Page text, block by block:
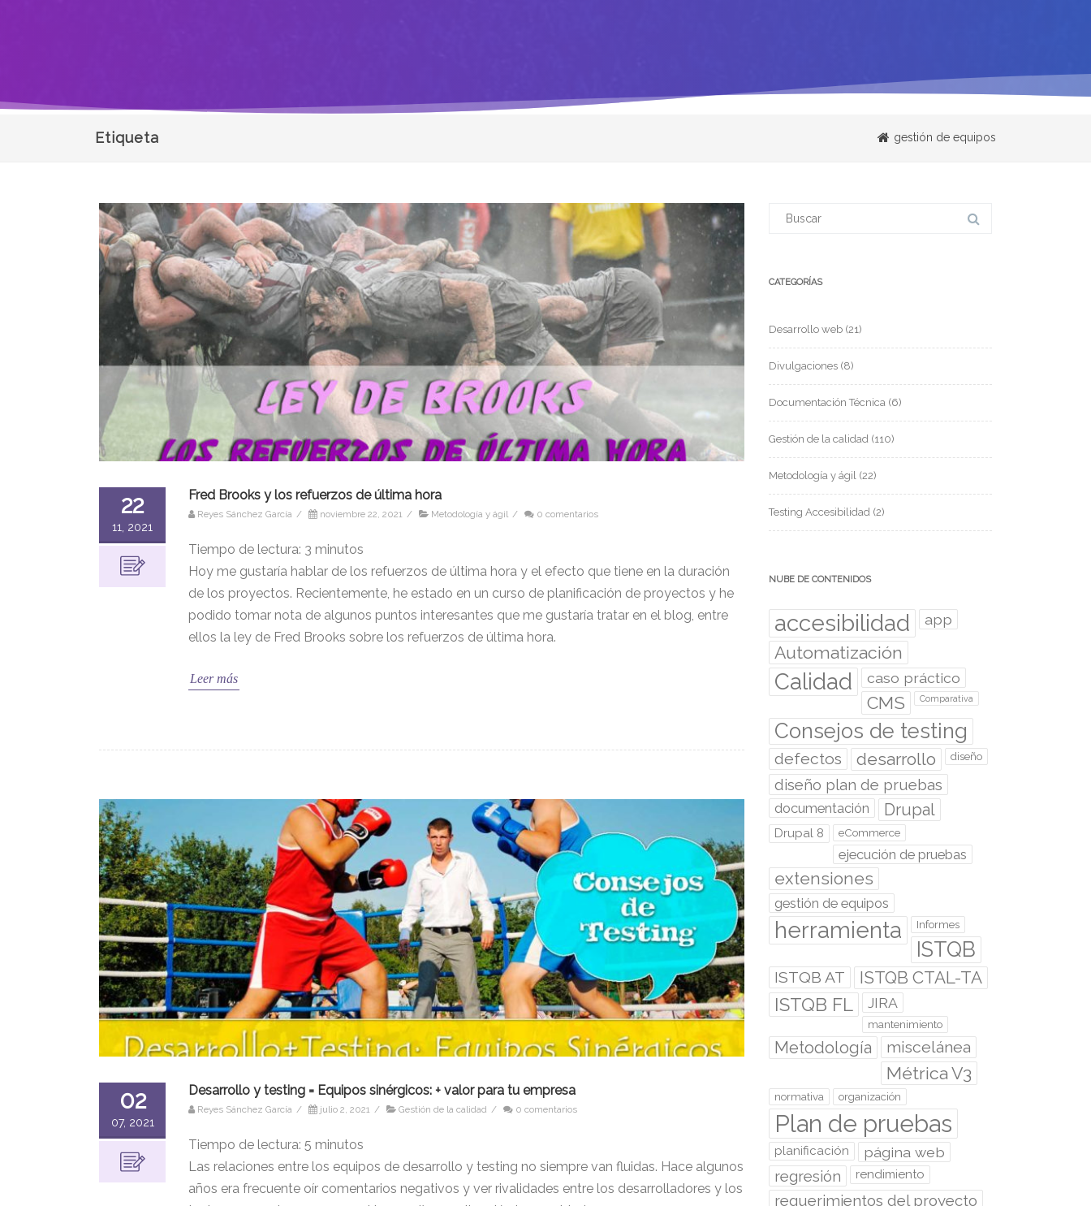
Etiqueta gestión de equipos
22
11, 2021
Fred Brooks y los refuerzos de última hora
Reyes Sánchez García / noviembre 22, 2021 / Metodología y ágil / 0 comentarios
Tiempo de lectura: 3 minutos
Hoy me gustaría hablar de los refuerzos de última hora y el efecto que tiene en la duración
de los proyectos. Recientemente, he estado en un curso de planificación de proyectos y he
podido tomar nota de algunos puntos interesantes que me gustaría tratar en el blog, entre
ellos la ley de Fred Brooks sobre los refuerzos de última hora.
Leer más
02
07, 2021
Desarrollo y testing = Equipos sinérgicos: + valor para tu empresa
Reyes Sánchez García / julio 2, 2021 / Gestión de la calidad / 0 comentarios
Tiempo de lectura: 5 minutos
Las relaciones entre los equipos de desarrollo y testing no siempre van fluidas. Hace algunos
años era frecuente oír comentarios negativos y ver rivalidades entre los desarrolladores y los
CATEGORÍAS
Desarrollo web (21)
Divulgaciones (8)
Documentación Técnica (6)
Gestión de la calidad (110)
Metodología y ágil (22)
Testing Accesibilidad (2)
NUBE DE CONTENIDOS
accesibilidad app
Automatización
Calidad caso práctico
CMS Comparativa
Consejos de testing
defectos desarrollo diseño
diseño plan de pruebas
documentación Drupal
Drupal 8 eCommerce
ejecución de pruebas
extensiones
gestión de equipos
herramienta Informes
ISTQB
ISTQB AT ISTQB CTAL-TA
ISTQB FL JIRA
mantenimiento
Metodología miscelánea
Métrica V3
normativa organización
Plan de pruebas
planificación página web
regresión rendimiento
requerimientos del proyecto